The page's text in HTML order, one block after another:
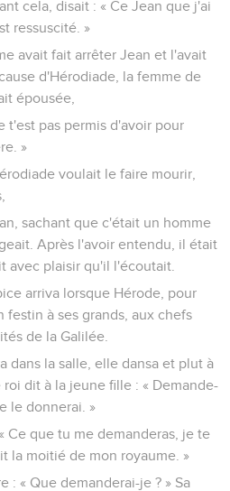
cela, disait : « Ce Jean que j'ai
ressuscité. »
avait fait arrêter Jean et l'avait
d'Hérodiade, la femme de
épousée,
t'est pas permis d'avoir pour
»
voulait le faire mourir,
sachant que c'était un homme
Après l'avoir entendu, il était
avec plaisir qu'il l'écoutait.
arriva lorsque Hérode, pour
festin à ses grands, aux chefs
de la Galilée.
dans la salle, elle dansa et plut à
dit à la jeune fille : « Demande-
le donnerai. »
Ce que tu me demanderas, je te
la moitié de mon royaume. »
: « Que demanderai-je ? » Sa